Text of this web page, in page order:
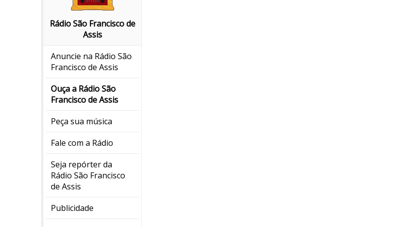
Rádio São Francisco de
Assis
Anuncie na Rádio São
Francisco de Assis
Ouça a Rádio São
Francisco de Assis
Peça sua música
Fale com a Rádio
Seja repórter da
Rádio São Francisco
de Assis
Publicidade